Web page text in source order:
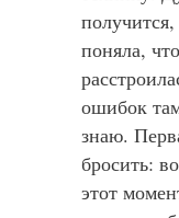
поняла,
ошибок
знаю.
бросить:
этот